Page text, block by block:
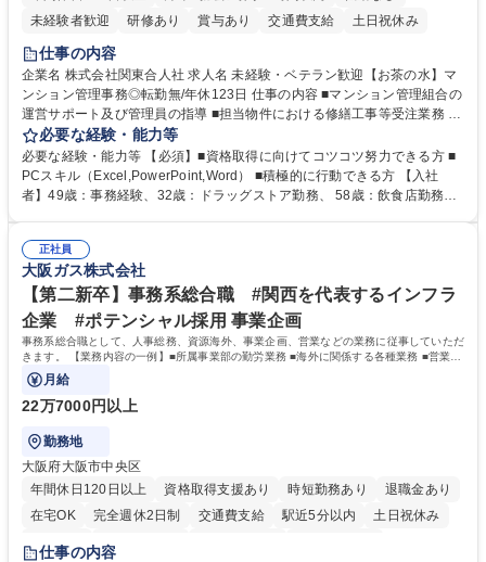
未経験者歓迎
研修あり 賞与あり 交通費支給 土日祝休み
仕事の内容
企業名 株式会社関東合人社 求人名 未経験・ベテラン歓迎【お茶の水】マ
ンション管理事務◎転勤無/年休123日 仕事の内容 ■マンション管理組合の
運営サポート及び管理員の指導 ■担当物件における修繕工事等受注業務 ■
事務所内での事務業務等 ★異業界からの転職者が多数活躍しています
【年収補足】532万円 ＋別途インセンティヴで平均約100万円/年（昨年度
実績） ＋管理業務主任者資格手当50,000円/月 ★親会社である株式会社合
人社計画研究所社のグループ会社として、質の高いサービスと適性価格を
無/年休123日
必要な経験・能力等
必要な経験・能力等 【必須】■資格取得に向けてコツコツ努力できる方 ■
PCスキル（Excel,PowerPoint,Word） ■積極的に行動できる方 【入社
者】49歳：事務経験、32歳：ドラッグストア勤務、 58歳：飲食店勤務
得出来ております！ 【魅力】■フレックス制度、未経験からでも下限年収
を一律支給！ ■管理業務主任者資格取得後には50,000円/月の手当あり！
学歴・資格 学歴：大学院 大学 高専 短大 専修学校 高校 語学力： 資格：第
一種運転免許普通自動車
正社員
大阪ガス株式会社
【第二新卒】事務系総合職 #関西を代表するインフラ
企業 #ポテンシャル採用 事業企画
事務系総合職として、人事総務、資源海外、事業企画、営業などの業務に従事していただ
きます。 【業務内容の一例】■所属事業部の勤労業務 ■海外に関係する各種業務 ■営業部
門の企画スタッフ、ルート営業
月給
22万7000円以上
勤務地
大阪府大阪市中央区
年間休日120日以上
資格取得支援あり 時短勤務あり
退職金あり
在宅OK
完全週休2日制 交通費支給 駅近5分以内
土日祝休み
服装自由
第二新卒歓迎
仕事の内容